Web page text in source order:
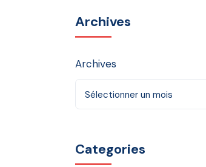
Archives
Archives
Sélectionner un mois
Categories